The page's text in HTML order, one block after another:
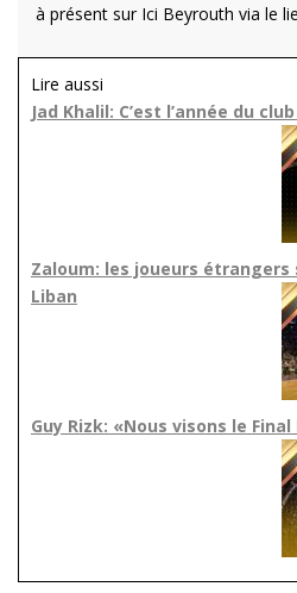
à présent sur Ici Beyrouth via le
Lire aussi
Jad Khalil: C’est l’année du
Zaloum: les joueurs
Liban
Guy Rizk: «Nous visons le Final